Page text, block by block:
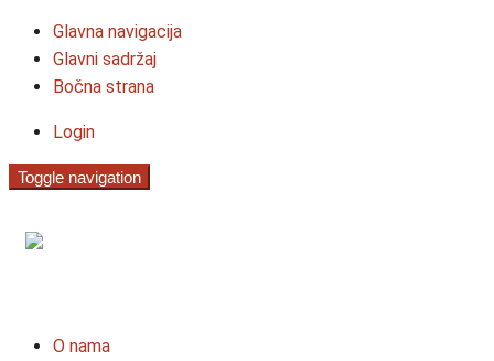
Glavna navigacija
Glavni sadržaj
Bočna strana
Login
Toggle navigation
O nama